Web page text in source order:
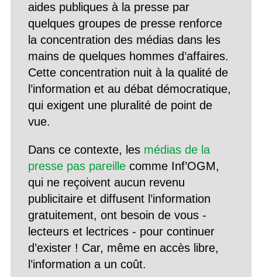
aides publiques à la presse par
quelques groupes de presse renforce
la concentration des médias dans les
mains de quelques hommes d’affaires.
Cette concentration nuit à la qualité de
l’information et au débat démocratique,
qui exigent une pluralité de point de
vue.
Dans ce contexte, les médias de la
presse pas pareillecomme Inf’OGM,
qui ne reçoivent aucun revenu
publicitaire et diffusent l’information
gratuitement, ont besoin de vous -
lecteurs et lectrices - pour continuer
d’exister ! Car, même en accès libre,
l’information a un coût.